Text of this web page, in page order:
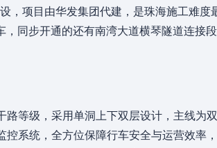
，项目由华发集团代建，是珠海施工难度
同步开通的还有南湾大道横琴隧道连接段
等级，采用单洞上下双层设计，主线为
控系统，全方位保障行车安全与运营效率